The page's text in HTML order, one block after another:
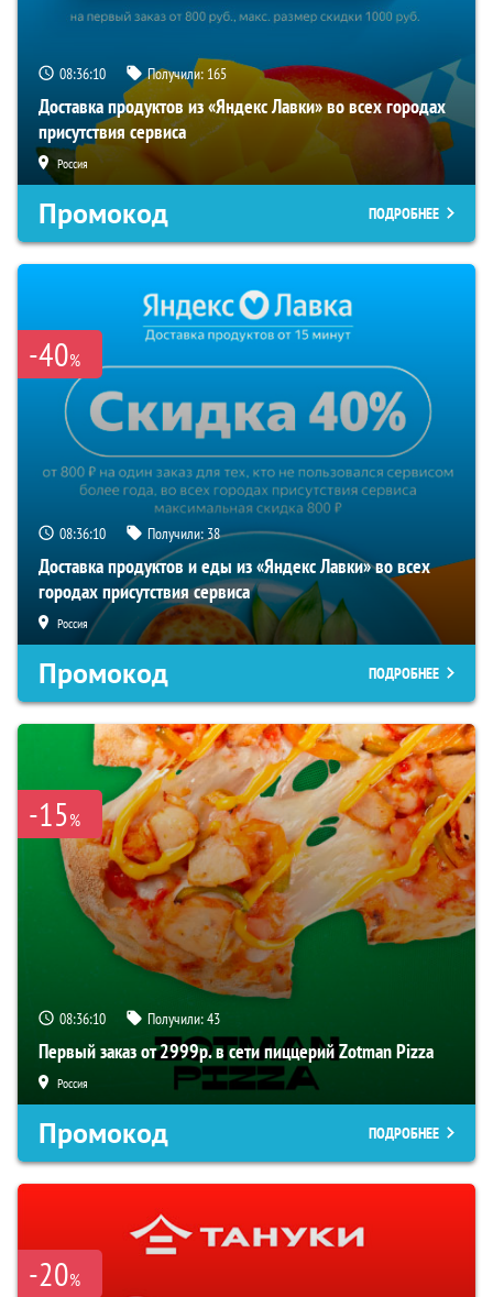
08:36:09 Получили: 165
Доставка продуктов из «Яндекс Лавки» во всех городах
присутствия сервиса
Россия
Промокод ПОДРОБНЕЕ
-40%
08:36:09 Получили:38
Доставка продуктов и еды из «Яндекс Лавки» во всех
городах присутствия сервиса
Россия
Промокод ПОДРОБНЕЕ
-15%
08:36:09 Получили:43
Первый заказ от 2999р. в сети пиццерий Zotman Pizza
Россия
Промокод ПОДРОБНЕЕ
-20%